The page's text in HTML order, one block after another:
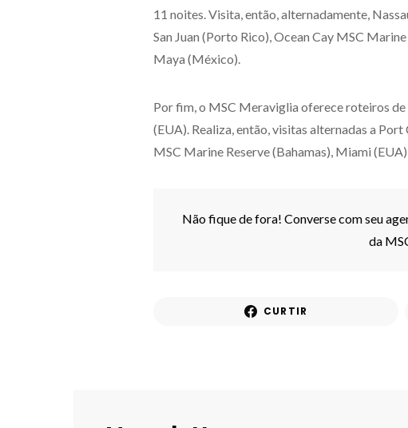
11 noites. Visita, então, alternadamente,
San Juan (Porto Rico), Ocean Cay MSC
Maya (México).
Por fim, o MSC Meraviglia oferece roteiros
(EUA). Realiza, então, visitas alternadas a
MSC Marine Reserve (Bahamas), Miami
Não fique de fora! Converse com seu
da
CURTIR